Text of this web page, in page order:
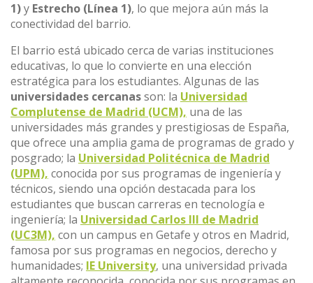
1)y Estrecho (Línea 1), lo que mejora aún más la
conectividad del barrio.
El barrio está ubicado cerca de varias instituciones
educativas, lo que lo convierte en una elección
estratégica para los estudiantes. Algunas de las
universidades cercanasson: la Universidad
Complutense de Madrid (UCM), una de las
universidades más grandes y prestigiosas de España,
que ofrece una amplia gama de programas de grado y
posgrado; la Universidad Politécnica de Madrid
(UPM), conocida por sus programas de ingeniería y
técnicos, siendo una opción destacada para los
estudiantes que buscan carreras en tecnología e
ingeniería; la Universidad Carlos III de Madrid
(UC3M), con un campus en Getafe y otros en Madrid,
famosa por sus programas en negocios, derecho y
humanidades; IE University, una universidad privada